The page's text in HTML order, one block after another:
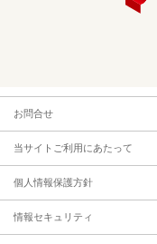
お問合せ
当サイトご利用にあたって
個人情報保護方針
情報セキュリティ